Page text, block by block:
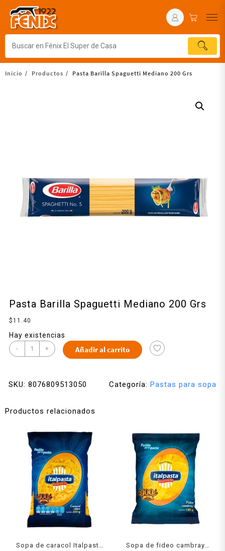
Inicio Productos Pasta Barilla Spaguetti Mediano 200 Grs
Pasta Barilla Spaguetti Mediano 200 Grs
$ 11.40
Hay existencias
- + Añadir al carrito
SKU: 8076809513050 Categoría: Pastas para sopa
Productos relacionados
Sopa de caracol Italpasta
Sopa de fideo cambray